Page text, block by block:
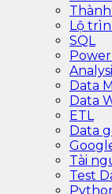
Lộ
SQL
Data
Data
ETL
Data
Tài
Test